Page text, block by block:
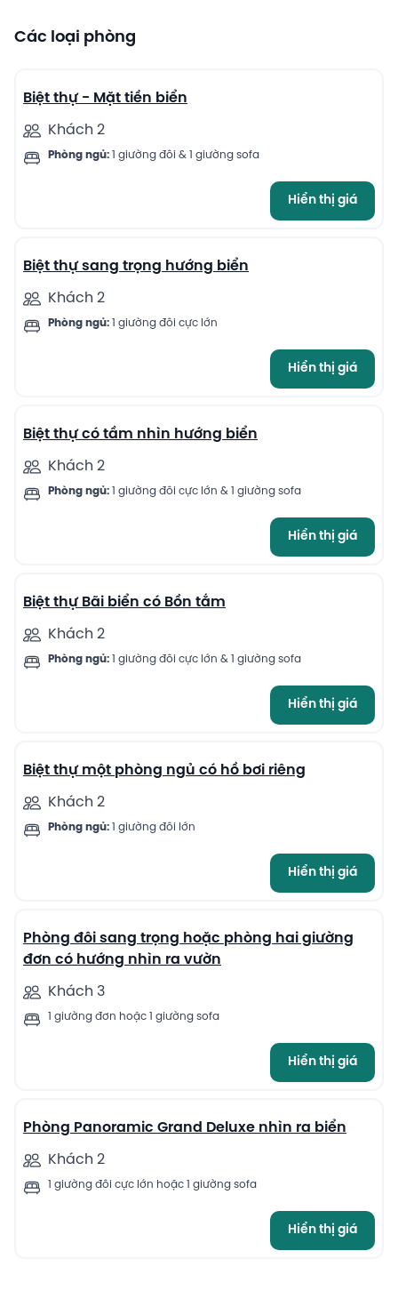
Các loại phòng
Biệt thự - Mặt tiền biển
Khách 2
Phòng ngủ: 1 giường đôi & 1 giường sofa
Hiển thị giá
7
Biệt thự sang trọng hướng biển
Khách 2
Phòng ngủ: 1 giường đôi cực lớn
Hiển thị giá
6
Biệt thự có tầm nhìn hướng biển
Khách 2
Phòng ngủ: 1 giường đôi cực lớn & 1 giường sofa
Hiển thị giá
5
Biệt thự Bãi biển có Bồn tắm
Khách 2
Phòng ngủ: 1 giường đôi cực lớn & 1 giường sofa
Hiển thị giá
6
Biệt thự một phòng ngủ có hồ bơi riêng
Khách 2
Phòng ngủ: 1 giường đôi lớn
Hiển thị giá
4
Phòng đôi sang trọng hoặc phòng hai giường
đơn có hướng nhìn ra vườn
Khách 3
1 giường đơn hoặc 1 giường sofa
Hiển thị giá
6
Phòng Panoramic Grand Deluxe nhìn ra biển
Khách 2
1 giường đôi cực lớn hoặc 1 giường sofa
Hiển thị giá